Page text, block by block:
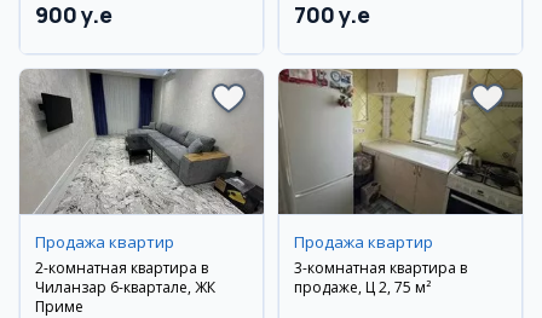
900 y.e 700 y.e
Продажа квартир
2-комнатная квартира в
Чиланзар 6-квартале, ЖК
Приме
Продажа квартир
3-комнатная квартира в
продаже, Ц 2, 75 м²